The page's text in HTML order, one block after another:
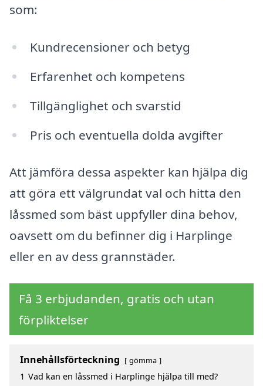
som:
Kundrecensioner och betyg
Erfarenhet och kompetens
Tillgänglighet och svarstid
Pris och eventuella dolda avgifter
Att jämföra dessa aspekter kan hjälpa dig
att göra ett välgrundat val och hitta den
låssmed som bäst uppfyller dina behov,
oavsett om du befinner dig i Harplinge
eller en av dess grannstäder.
Få 3 erbjudanden, gratis och utan
förpliktelser
Innehållsförteckning gömma
1 Vad kan en låssmed i Harplinge hjälpa till med?